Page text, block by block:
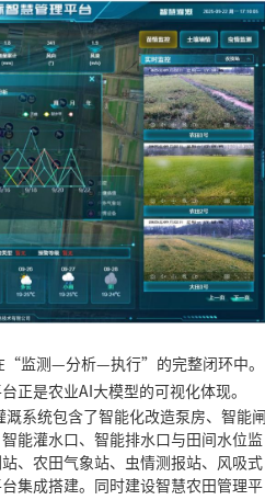
“监测—分析—执行”的完整闭环中。
正是农业AI 大模型的可视化体现。
系统包含了智能化改造泵房、智能闸
能灌水口、智能排水口与田间水位监
、农田气象站、虫情测报站、风吸式
集成搭建。同时建设智慧农田管理平